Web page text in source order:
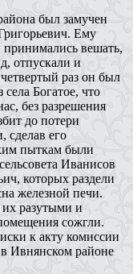
был замучен
Ему
вешать,
отпускали и
раз он был
Богатое, что
без разрешения
до потери
сделав его
пыткам были
Иванисов
которых раздели
железной печи.
разутыми и
сожгли.
к акту комиссии
в Ивнянском районе